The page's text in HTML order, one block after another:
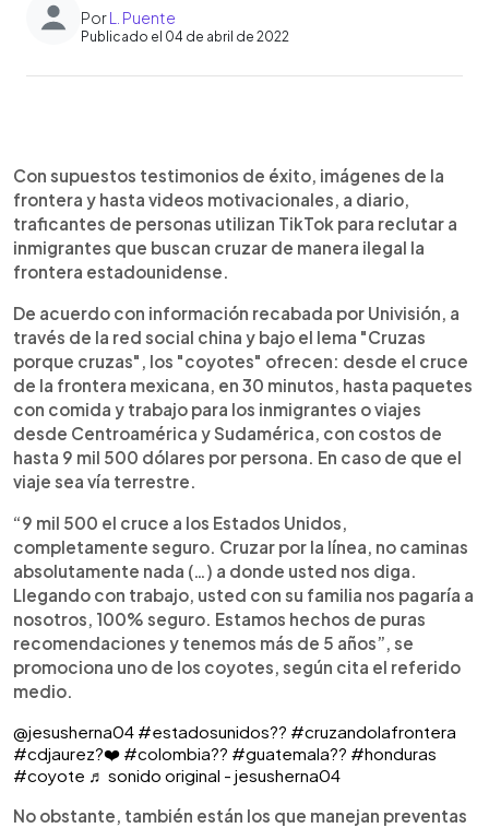
PorL. Puente
Publicado el 04 de abril de 2022
Escuchar artículo
Con supuestos testimonios de éxito, imágenes de la
frontera y hasta videos motivacionales, a diario,
traficantes de personas utilizan TikTok para reclutar a
inmigrantes que buscan cruzar de manera ilegal la
frontera estadounidense.
De acuerdo con información recabada por Univisión, a
través de la red social china y bajo el lema "Cruzas
porque cruzas", los "coyotes" ofrecen: desde el cruce
de la frontera mexicana, en 30 minutos, hasta paquetes
con comida y trabajo para los inmigrantes o viajes
desde Centroamérica y Sudamérica, con costos de
hasta 9 mil 500 dólares por persona. En caso de que el
viaje sea vía terrestre.
“9 mil 500 el cruce a los Estados Unidos,
completamente seguro. Cruzar por la línea, no caminas
absolutamente nada (…) a donde usted nos diga.
Llegando con trabajo, usted con su familia nos pagaría a
nosotros, 100% seguro. Estamos hechos de puras
recomendaciones y tenemos más de 5 años”, se
promociona uno de los coyotes, según cita el referido
medio.
@jesusherna04 #estadosunidos?? #cruzandolafrontera
#cdjaurez?❤️ #colombia?? #guatemala?? #honduras
#coyote ♬ sonido original - jesusherna04
No obstante, también están los que manejan preventas